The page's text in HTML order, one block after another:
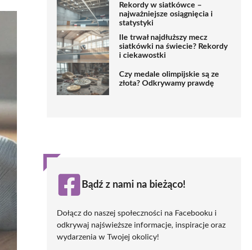
Rekordy w siatkówce –
najważniejsze osiągnięcia i
statystyki
Ile trwał najdłuższy mecz
siatkówki na świecie? Rekordy
i ciekawostki
Czy medale olimpijskie są ze
złota? Odkrywamy prawdę
Bądź z nami na bieżąco!
Dołącz do naszej społeczności na Facebooku i
odkrywaj najświeższe informacje, inspiracje oraz
wydarzenia w Twojej okolicy!